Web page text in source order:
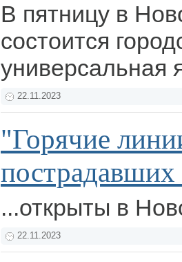
В пятницу в
состоится
универсальная
22.11.2023
"Горячие
пострадавших
...открыты в
22.11.2023